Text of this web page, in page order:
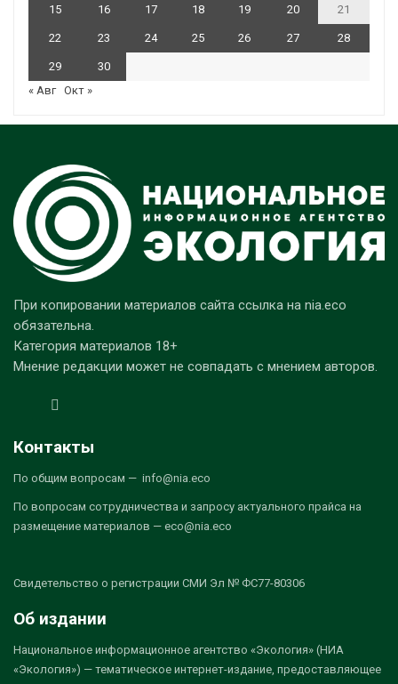
15 16 17 18 19 20 21
22 23 24 25 26 27 28
29
30
« Авг Окт »
При копировании материалов сайта ссылка на nia.eco
обязательна.
Категория материалов 18+
Мнение редакции может не совпадать с мнением авторов.
Контакты
По общим вопросам — info@nia.eco
По вопросам сотрудничества и запросу актуального прайса на
размещение материалов — eco@nia.eco
Свидетельство о регистрации СМИ Эл № ФС77-80306
Об издании
Национальное информационное агентство «Экология» (НИА
«Экология») — тематическое интернет-издание, предоставляющее